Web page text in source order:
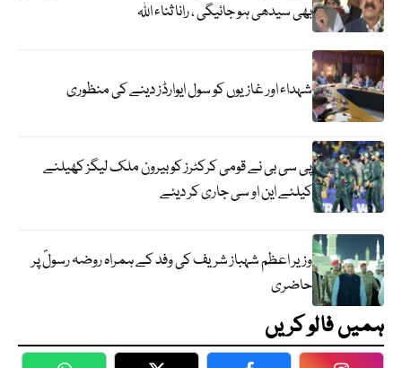
بھی سیدھی ہو جائیگی ، رانا ثناء اللہ
شہداء اور غازیوں کو سول ایوارڈز دینے کی منظوری
پی سی بی نے قومی کرکٹرز کو بیرون ملک لیگز کھیلنے
کیلئے این او سی جاری کر دیئے
وزیر اعظم شہباز شریف کی وفد کے ہمراہ روضہ رسولؐ پر
حاضری
ہمیں فالو کریں